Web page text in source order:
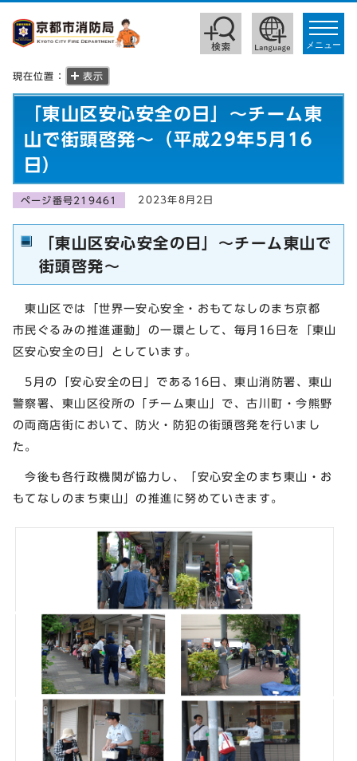
toggle
メニュー
現在位置： 表示
「東山区安心安全の日」～チーム東
山で街頭啓発～（平成29年5月16
日）
ページ番号219461 2023年8月2日
「東山区安心安全の日」～チーム東山で
街頭啓発～
東山区では「世界一安心安全・おもてなしのまち京都
市民ぐるみの推進運動」の一環として、毎月16日を「東山
区安心安全の日」としています。
5月の「安心安全の日」である16日、東山消防署、東山
警察署、東山区役所の「チーム東山」で、古川町・今熊野
の両商店街において、防火・防犯の街頭啓発を行いまし
た。
今後も各行政機関が協力し、「安心安全のまち東山・お
もてなしのまち東山」の推進に努めていきます。